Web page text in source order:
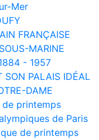
Mer
FRANÇAISE
MARINE
- 1957
SON PALAIS IDÉAL
DAME
de printemps
de Paris
de printemps